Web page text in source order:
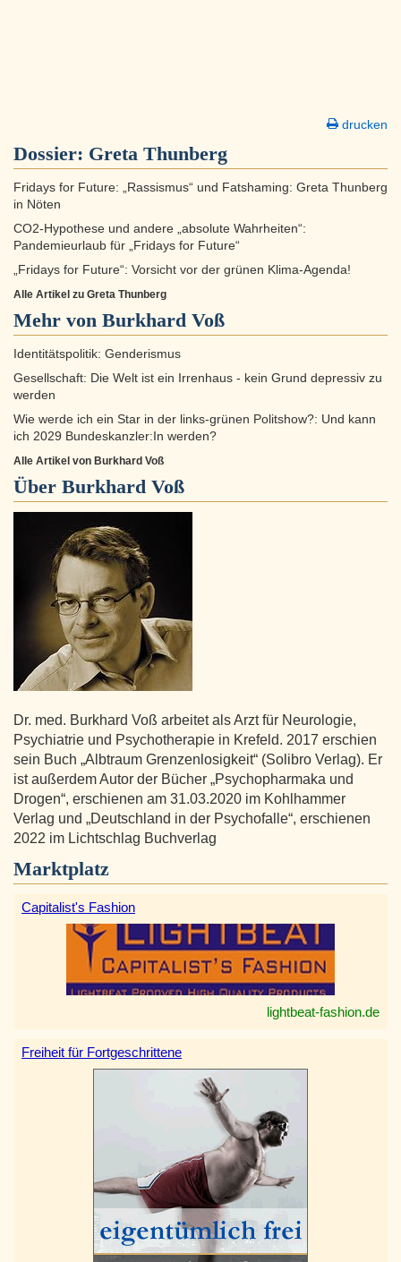
drucken
Dossier: Greta Thunberg
Fridays for Future: „Rassismus“ und Fatshaming: Greta Thunberg
in Nöten
CO2-Hypothese und andere „absolute Wahrheiten“:
Pandemieurlaub für „Fridays for Future“
„Fridays for Future“: Vorsicht vor der grünen Klima-Agenda!
Alle Artikel zu Greta Thunberg
Mehr von Burkhard Voß
Identitätspolitik: Genderismus
Gesellschaft: Die Welt ist ein Irrenhaus - kein Grund depressiv zu
werden
Wie werde ich ein Star in der links-grünen Politshow?: Und kann
ich 2029 Bundeskanzler:In werden?
Alle Artikel von Burkhard Voß
Über Burkhard Voß
Dr. med. Burkhard Voß arbeitet als Arzt für Neurologie,
Psychiatrie und Psychotherapie in Krefeld. 2017 erschien
sein Buch „Albtraum Grenzenlosigkeit“ (Solibro Verlag). Er
ist außerdem Autor der Bücher „Psychopharmaka und
Drogen“, erschienen am 31.03.2020 im Kohlhammer
Verlag und „Deutschland in der Psychofalle“, erschienen
2022 im Lichtschlag Buchverlag
Marktplatz
Capitalist's Fashion
lightbeat-fashion.de
Freiheit für Fortgeschrittene